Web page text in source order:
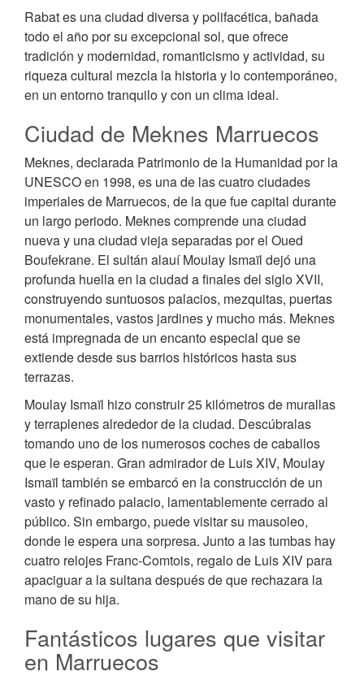
Rabat es una ciudad diversa y polifacética, bañada
todo el año por su excepcional sol, que ofrece
tradición y modernidad, romanticismo y actividad, su
riqueza cultural mezcla la historia y lo contemporáneo,
en un entorno tranquilo y con un clima ideal.
Ciudad de Meknes Marruecos
Meknes, declarada Patrimonio de la Humanidad por la
UNESCO en 1998, es una de las cuatro ciudades
imperiales de Marruecos, de la que fue capital durante
un largo periodo. Meknes comprende una ciudad
nueva y una ciudad vieja separadas por el Oued
Boufekrane. El sultán alauí Moulay Ismaïl dejó una
profunda huella en la ciudad a finales del siglo XVII,
construyendo suntuosos palacios, mezquitas, puertas
monumentales, vastos jardines y mucho más. Meknes
está impregnada de un encanto especial que se
extiende desde sus barrios históricos hasta sus
terrazas.
Moulay Ismaïl hizo construir 25 kilómetros de murallas
y terraplenes alrededor de la ciudad. Descúbralas
tomando uno de los numerosos coches de caballos
que le esperan. Gran admirador de Luis XIV, Moulay
Ismaïl también se embarcó en la construcción de un
vasto y refinado palacio, lamentablemente cerrado al
público. Sin embargo, puede visitar su mausoleo,
donde le espera una sorpresa. Junto a las tumbas hay
cuatro relojes Franc-Comtois, regalo de Luis XIV para
apaciguar a la sultana después de que rechazara la
mano de su hija.
Fantásticos lugares que visitar
en Marruecos